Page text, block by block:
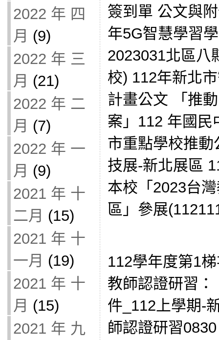
2022 年 四
月 (9)
2022 年 三
月 (21)
2022 年 二
月 (7)
2022 年 一
月 (9)
2021 年 十
二月 (15)
2021 年 十
一月 (19)
2021 年 十
月 (15)
2021 年 九
簽到單 公文與
年5G智慧學習
2023031北區八
校) 112年新北
計畫公文 「推
案」112 年國民
市重點學校推
技展-新北展區
本校「2023台
區」參展
112學年度第1
教師認證研習
件_112上學期-
師認證研習